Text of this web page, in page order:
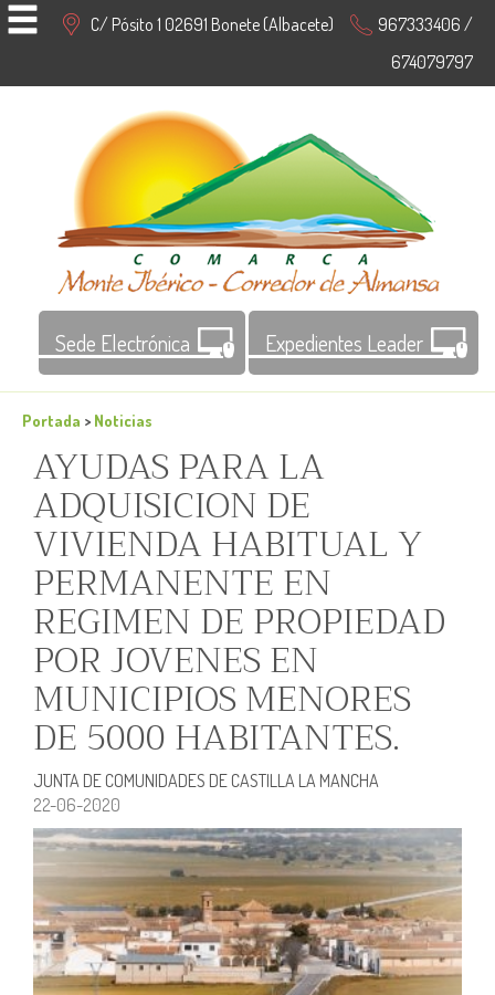
C/ Pósito 1 02691 Bonete (Albacete)
967333406 /
674079797
Sede Electrónica Expedientes Leader
Portada > Noticias
AYUDAS PARA LA
ADQUISICION DE
VIVIENDA HABITUAL Y
PERMANENTE EN
REGIMEN DE PROPIEDAD
POR JOVENES EN
MUNICIPIOS MENORES
DE 5000 HABITANTES.
JUNTA DE COMUNIDADES DE CASTILLA LA MANCHA
22-06-2020